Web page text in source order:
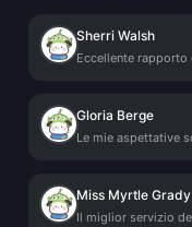
Sherri Walsh
Eccellente
Gloria Berge
Le mie aspettative
Miss Myrtle Grady
Il miglior servizio